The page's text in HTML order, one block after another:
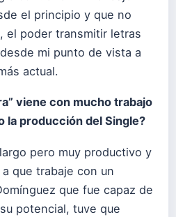
el principio y que no
el poder transmitir letras
mi punto de vista a
actual.
viene con mucho trabajo
la producción del Single?
pero muy productivo y
que trabaje con un
que fue capaz de
potencial, tuve que